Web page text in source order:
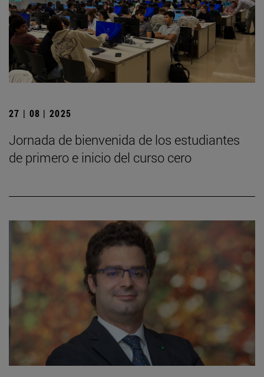
27 | 08 | 2025
Jornada de bienvenida de los estudiantes
de primero e inicio del curso cero